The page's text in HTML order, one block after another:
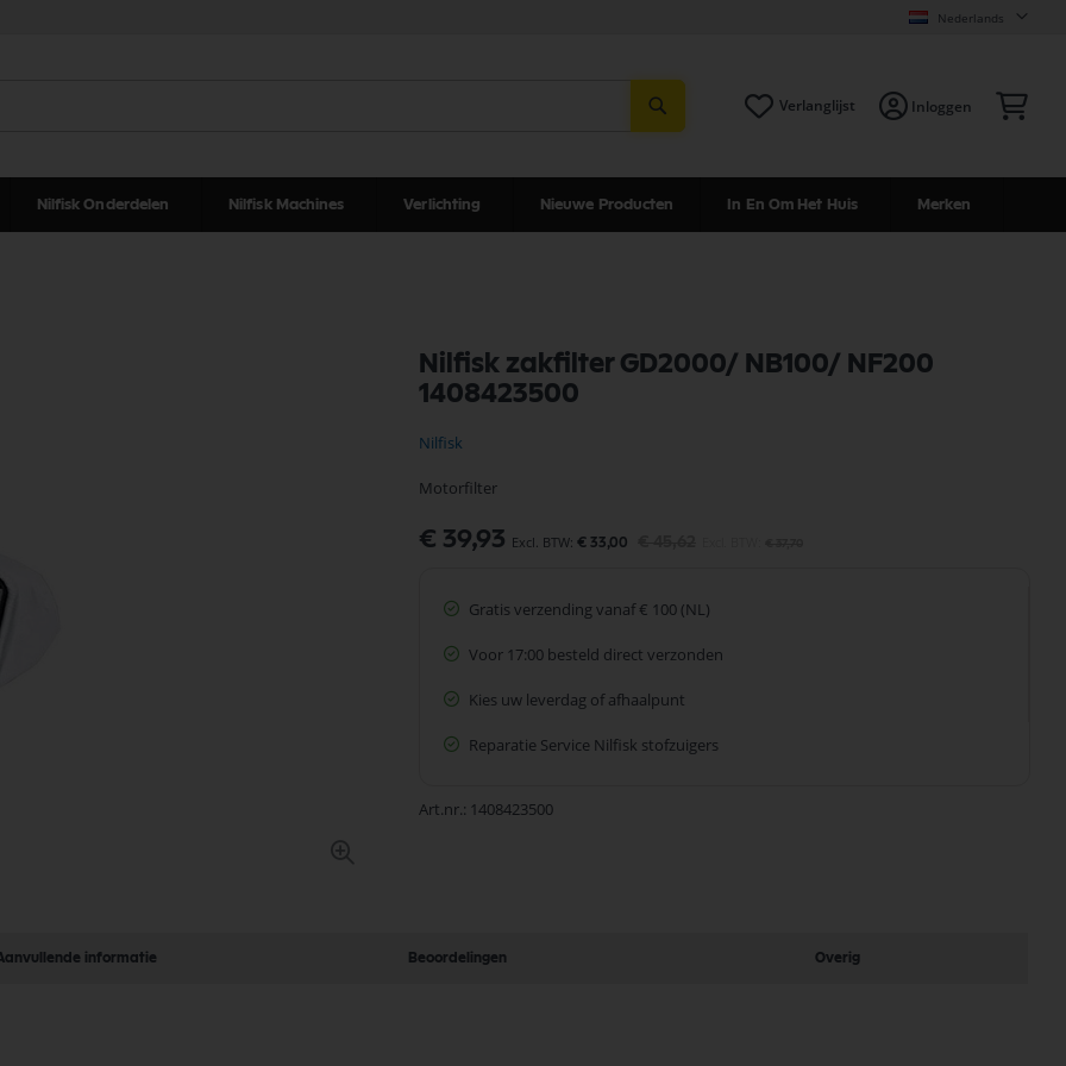
Nederlands
Verlanglijst Inloggen
Nilfisk Onderdelen Nilfisk Machines Verlichting Nieuwe Producten In En Om Het Huis Merken
Nilfisk zakfilter GD2000/ NB100/ NF200
1408423500
Nilfisk
Motorfilter
Speciale
€ 39,93 € 33,00
Gratis verzending vanaf € 100 (NL)
Voor 17:00 besteld direct verzonden
Kies uw leverdag of afhaalpunt
Reparatie Service Nilfisk stofzuigers
Art.nr. 1408423500
informatie Beoordelingen Overig